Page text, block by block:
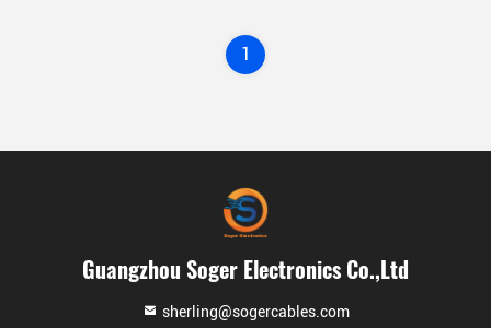
1
Guangzhou Soger Electronics Co.,Ltd
sherling@sogercables.com